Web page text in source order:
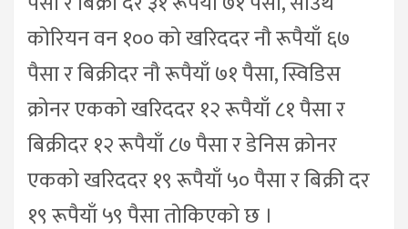
कोरियन वन १०० को खरिददर नौ रूपैयाँ ६७
पैसा र बिक्रीदर नौ रूपैयाँ ७१ पैसा, स्विडिस
क्रोनर एकको खरिददर १२ रूपैयाँ ८१ पैसा र
बिक्रीदर १२ रूपैयाँ ८७ पैसा र डेनिस क्रोनर
एकको खरिददर १९ रूपैयाँ ५० पैसा र बिक्री दर
१९ रूपैयाँ ५९ पैसा तोकिएको छ ।